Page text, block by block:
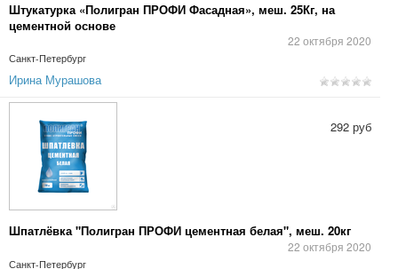
Штукатурка «Полигран ПРОФИ Фасадная», меш. 25Кг, на
цементной основе
22 октября 2020
Санкт-Петербург
Ирина Мурашова
Шпатлёвка "Полигран ПРОФИ цементная белая", меш. 20кг
22 октября 2020
Санкт-Петербург
292 руб